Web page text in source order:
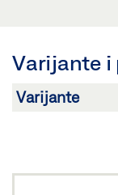
Varijante i